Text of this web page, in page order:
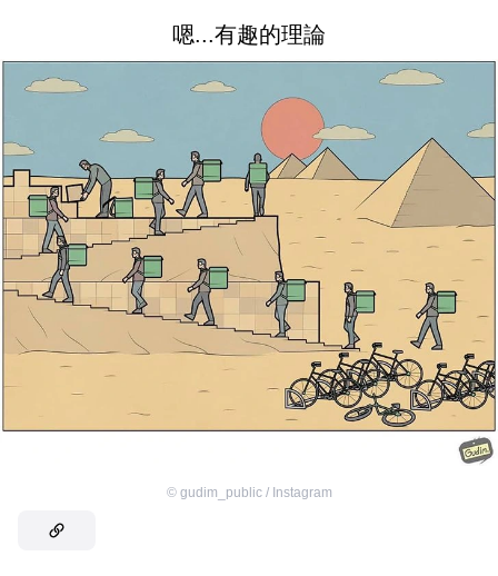
嗯...有趣的理論
© gudim_public / Instagram